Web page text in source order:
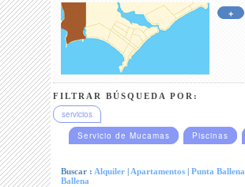
+
FILTRAR BÚSQUEDA POR:
servicios
Servicio de Mucamas
Piscinas
Buscar : Alquiler | Apartamentos |Punta Ballena
Ballena